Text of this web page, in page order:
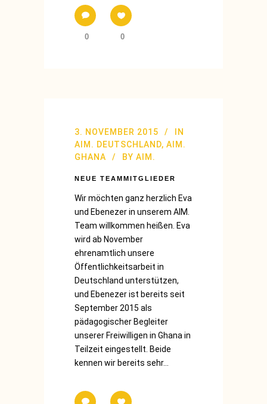
0 0
3. NOVEMBER 2015
IN
AIM. DEUTSCHLAND, AIM.
GHANA
BY AIM.
NEUE TEAMMITGLIEDER
Wir möchten ganz herzlich Eva
und Ebenezer in unserem AIM.
Team willkommen heißen. Eva
wird ab November
ehrenamtlich unsere
Öffentlichkeitsarbeit in
Deutschland unterstützen,
und Ebenezer ist bereits seit
September 2015 als
pädagogischer Begleiter
unserer Freiwilligen in Ghana in
Teilzeit eingestellt. Beide
kennen wir bereits sehr...